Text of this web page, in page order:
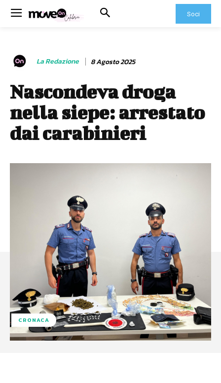
Soci
La Redazione 8 Agosto 2025
Nascondeva droga
nella siepe: arrestato
dai carabinieri
CRONACA